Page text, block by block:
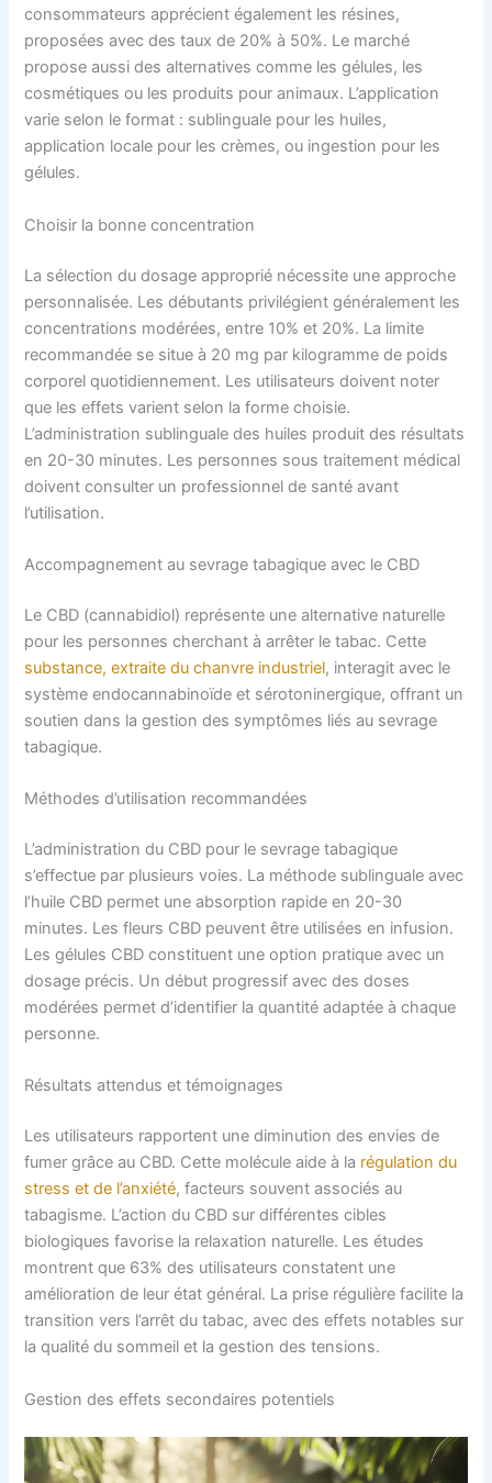
consommateurs apprécient également les résines,
proposées avec des taux de 20% à 50%. Le marché
propose aussi des alternatives comme les gélules, les
cosmétiques ou les produits pour animaux. L’application
varie selon le format : sublinguale pour les huiles,
application locale pour les crèmes, ou ingestion pour les
gélules.
Choisir la bonne concentration
La sélection du dosage approprié nécessite une approche
personnalisée. Les débutants privilégient généralement les
concentrations modérées, entre 10% et 20%. La limite
recommandée se situe à 20 mg par kilogramme de poids
corporel quotidiennement. Les utilisateurs doivent noter
que les effets varient selon la forme choisie.
L’administration sublinguale des huiles produit des résultats
en 20-30 minutes. Les personnes sous traitement médical
doivent consulter un professionnel de santé avant
l’utilisation.
Accompagnement au sevrage tabagique avec le CBD
Le CBD (cannabidiol) représente une alternative naturelle
pour les personnes cherchant à arrêter le tabac. Cette
substance, extraite du chanvre industriel, interagit avec le
système endocannabinoïde et sérotoninergique, offrant un
soutien dans la gestion des symptômes liés au sevrage
tabagique.
Méthodes d’utilisation recommandées
L’administration du CBD pour le sevrage tabagique
s’effectue par plusieurs voies. La méthode sublinguale avec
l’huile CBD permet une absorption rapide en 20-30
minutes. Les fleurs CBD peuvent être utilisées en infusion.
Les gélules CBD constituent une option pratique avec un
dosage précis. Un début progressif avec des doses
modérées permet d’identifier la quantité adaptée à chaque
personne.
Résultats attendus et témoignages
Les utilisateurs rapportent une diminution des envies de
fumer grâce au CBD. Cette molécule aide à la régulation du
stress et de l’anxiété, facteurs souvent associés au
tabagisme. L’action du CBD sur différentes cibles
biologiques favorise la relaxation naturelle. Les études
montrent que 63% des utilisateurs constatent une
amélioration de leur état général. La prise régulière facilite la
transition vers l’arrêt du tabac, avec des effets notables sur
la qualité du sommeil et la gestion des tensions.
Gestion des effets secondaires potentiels